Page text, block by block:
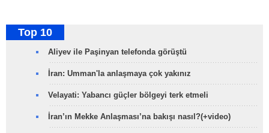
Top 10
Aliyev ile Paşinyan telefonda görüştü
İran: Umman'la anlaşmaya çok yakınız
Velayati: Yabancı güçler bölgeyi terk etmeli
İran’ın Mekke Anlaşması’na bakışı nasıl?(+video)